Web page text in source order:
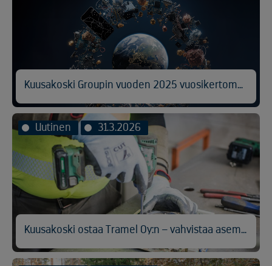
Uutinen 31.3.2026
Kuusakoski ostaa Tramel Oy:n – vahvistaa asemaansa Suomen johtavana sähkö- ja elektroniikkalaitteiden kierrättäjänä